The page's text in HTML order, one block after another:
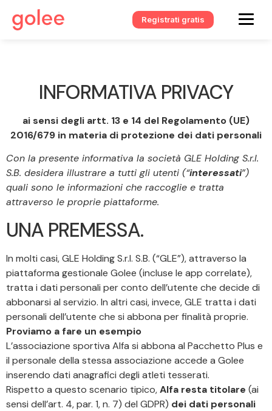
Registrati gratis
INFORMATIVA PRIVACY
ai sensi degli artt. 13 e 14 del Regolamento (UE)
2016/679 in materia di protezione dei dati personali
Con la presente informativa la società GLE Holding S.r.l.
S.B. desidera illustrare a tutti gli utenti (“interessati”)
quali sono le informazioni che raccoglie e tratta
attraverso le proprie piattaforme.
UNA PREMESSA.
In molti casi, GLE Holding S.r.l. S.B. (“GLE”), attraverso la
piattaforma gestionale Golee (incluse le app correlate),
tratta i dati personali per conto dell’utente che decide di
abbonarsi al servizio. In altri casi, invece, GLE tratta i dati
personali dell’utente che si abbona per finalità proprie.
Proviamo a fare un esempio
L’associazione sportiva Alfa si abbona al Pacchetto Plus e
il personale della stessa associazione accede a Golee
inserendo dati anagrafici degli atleti tesserati.
Rispetto a questo scenario tipico,Alfa resta titolare (ai
sensi dell’art. 4, par. 1, n. 7) del GDPR) dei dati personali